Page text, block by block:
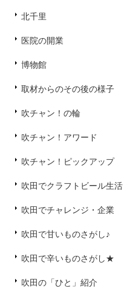
北千里
医院の開業
博物館
取材からのその後の様子
吹チャン！の輪
吹チャン！アワード
吹チャン！ピックアップ
吹田でクラフトビール生活
吹田でチャレンジ・企業
吹田で甘いものさがし♪
吹田で辛いものさがし★
吹田の「ひと」紹介